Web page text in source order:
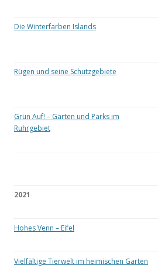
Die Winterfarben Islands
Rügen und seine Schutzgebiete
Grün Auf! – Gärten und Parks im
Ruhrgebiet
2021
Hohes Venn – Eifel
Vielfältige Tierwelt im heimischen Garten